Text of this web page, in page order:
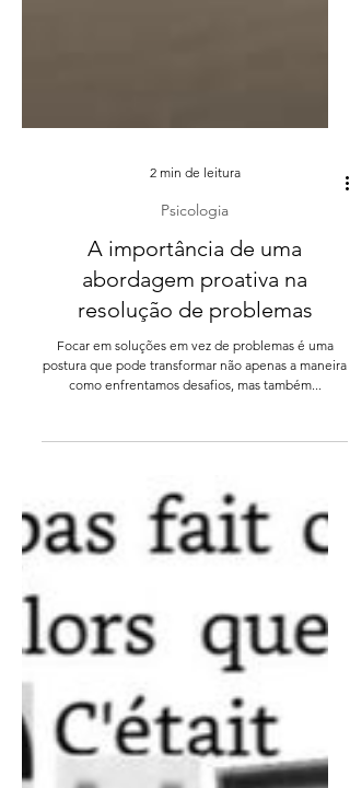
2 min de leitura
Psicologia
A importância de uma
abordagem proativa na
resolução de problemas
Focar em soluções em vez de problemas é uma